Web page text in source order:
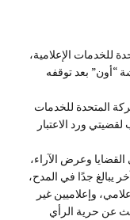
للخدمات الإعلامية،
“أون” بعد توقفه
المتحدة للخدمات
ورد الاعتبار
وعرض الآراء،
يبالغ جدًا في المدح،
وإعلاميين غير
عن حرية الرأي